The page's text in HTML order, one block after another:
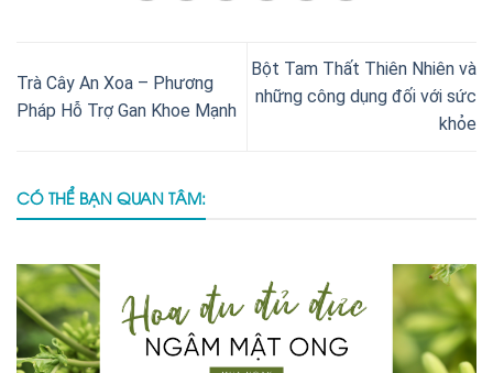
Trà Cây An Xoa – Phương
Pháp Hỗ Trợ Gan Khoe Mạnh
Bột Tam Thất Thiên Nhiên và
những công dụng đối với sức
khỏe
CÓ THỂ BẠN QUAN TÂM: